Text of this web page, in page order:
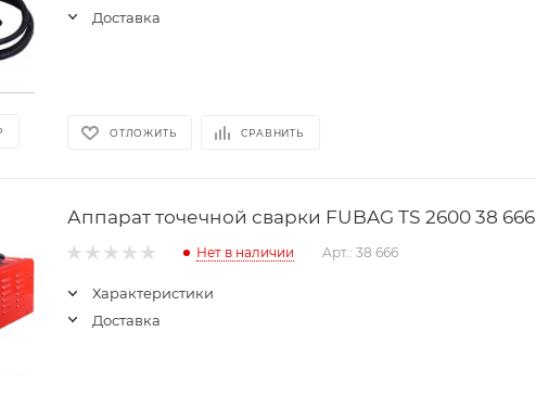
Доставка
ОТЛОЖИТЬ СРАВНИТЬ
Аппарат точечной сварки FUBAG TS 2600 38 666
Нет в наличии Арт.: 38 666
Характеристики
Доставка